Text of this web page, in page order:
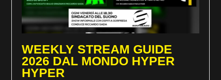
WEEKLY STREAM GUIDE
2026 DAL MONDO HYPER
HYPER